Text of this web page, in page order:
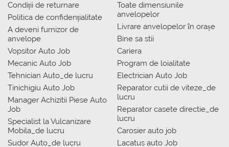
Condiții de returnare
Politica de confidențialitate
A deveni furnizor de
anvelope
Vopsitor Auto Job
Mecanic Auto Job
Tehnician Auto_de lucru
Tinichigiu Auto Job
Manager Achizitii Piese Auto
Job
Specialist la Vulcanizare
Mobila_de lucru
Sudor Auto_de lucru
Toate dimensiunile
anvelopelor
Livrare anvelopelor în orașe
Bine sa stii
Cariera
Program de loialitate
Electrician Auto Job
Reparator cutii de viteze_de
lucru
Reparator casete directie_de
lucru
Carosier auto job
Lacatus auto Job